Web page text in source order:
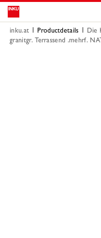
inku.at Productdetails
Die
granitgr. Terrassend .mehrf.